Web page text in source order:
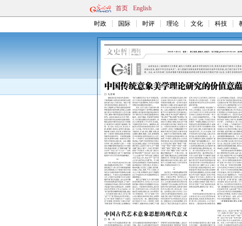
首页 English
时政 国际 时评 理论 文化 科技